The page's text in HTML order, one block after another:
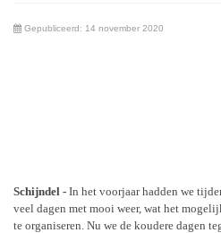
Gepubliceerd: 14 november 2020
Schijndel - In het voorjaar hadden we
veel dagen met mooi weer, wat het
te organiseren. Nu we de koudere dagen